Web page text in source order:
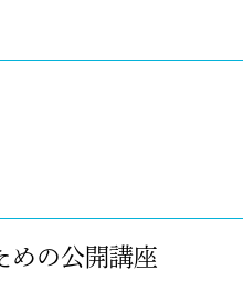
めの公開講座